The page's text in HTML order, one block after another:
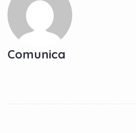
Comunica